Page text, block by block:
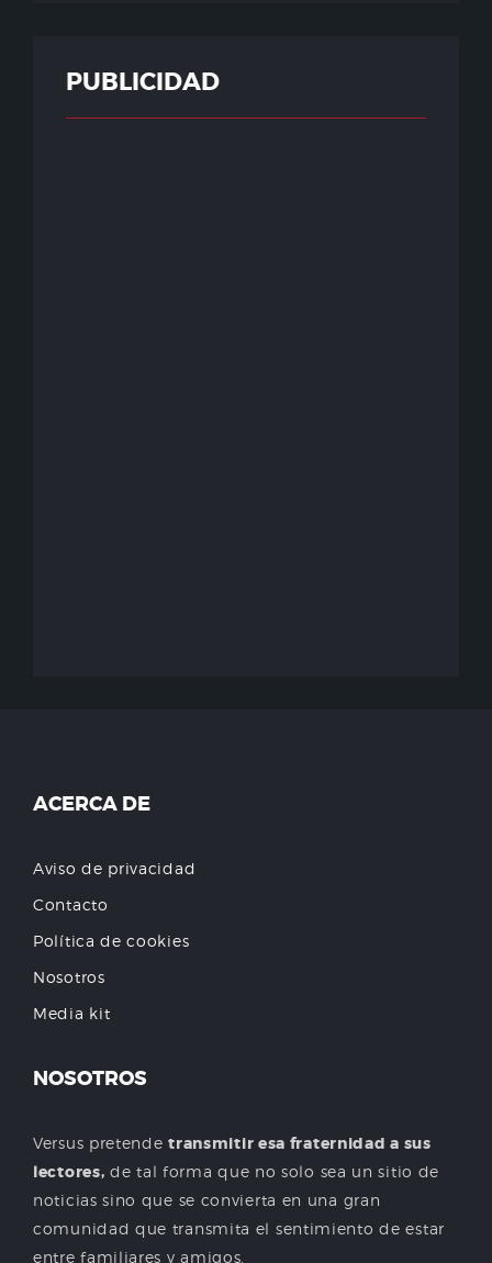
PUBLICIDAD
ACERCA DE
Aviso de privacidad
Contacto
Política de cookies
Nosotros
Media kit
NOSOTROS
Versus pretendetransmitir esa fraternidad a sus
lectores, de tal forma que no solo sea un sitio de
noticias sino que se convierta en una gran
comunidad que transmita el sentimiento de estar
entre familiares y amigos.